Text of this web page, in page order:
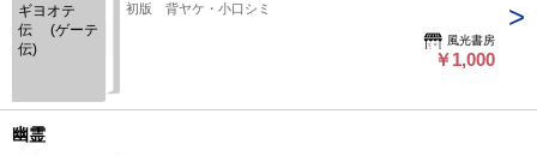
ギヨオテ
伝 (ゲーテ
伝)
初版 背ヤケ・小口シミ
風光書房
￥1,000
幽霊